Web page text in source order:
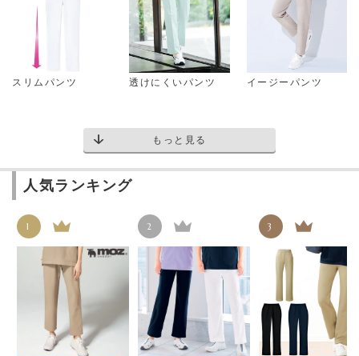
スリムパンツ 透けにくいパンツ イージーパンツ
もっと見る
人気ランキング
1 2 3